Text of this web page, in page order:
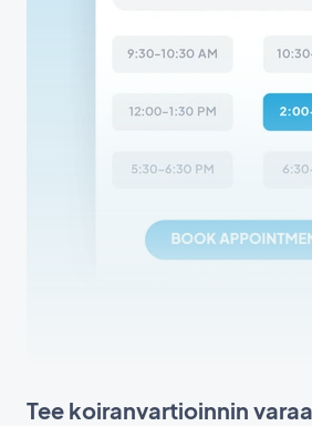
Tee koiranvartioinnin